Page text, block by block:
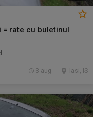
= rate cu buletinul
Iasi, IS
3 aug.